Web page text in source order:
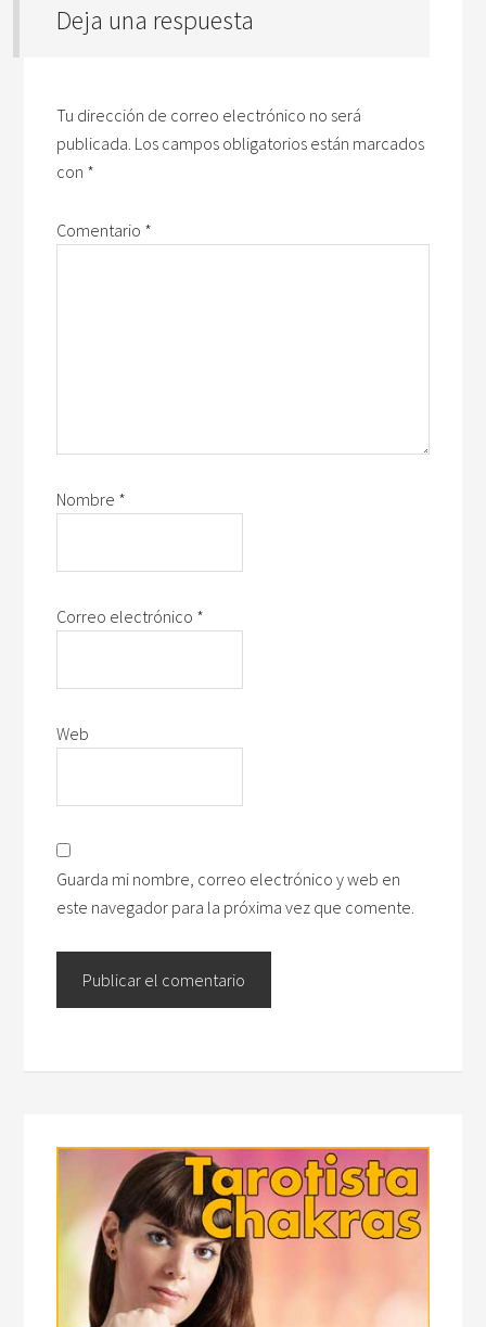
Deja una respuesta
Tu dirección de correo electrónico no será
publicada. Los campos obligatorios están marcados
con *
Comentario *
Nombre *
Correo electrónico *
Web
Guarda mi nombre, correo electrónico y web en
este navegador para la próxima vez que comente.